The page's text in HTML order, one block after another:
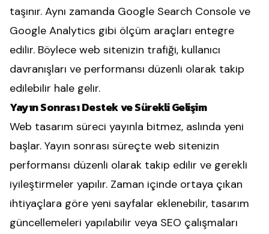
taşınır. Aynı zamanda Google Search Console ve
Google Analytics gibi ölçüm araçları entegre
edilir. Böylece web sitenizin trafiği, kullanıcı
davranışları ve performansı düzenli olarak takip
edilebilir hale gelir.
Yayın Sonrası Destek ve Sürekli Gelişim
Web tasarım süreci yayınla bitmez, aslında yeni
başlar. Yayın sonrası süreçte web sitenizin
performansı düzenli olarak takip edilir ve gerekli
iyileştirmeler yapılır. Zaman içinde ortaya çıkan
ihtiyaçlara göre yeni sayfalar eklenebilir, tasarım
güncellemeleri yapılabilir veya SEO çalışmaları